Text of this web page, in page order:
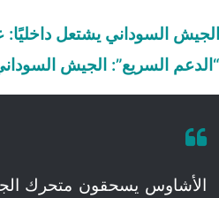
الجيش السوداني يشتعل
“الدعم السريع”: الجيش السوداني قتل 2500 مدني خلال
الأشاوس يسحقون متحرك